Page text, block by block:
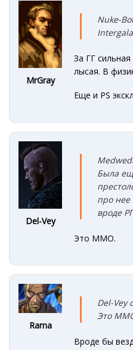
MrGray
Nuke-
За ГГ
лысая. В
Еще и PS
Del-Vey
Была
про нее
вроде
Это MMO.
Rama
Del-Vey
Это
Вроде бы